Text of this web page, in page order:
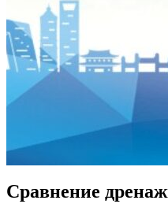
Сравнение